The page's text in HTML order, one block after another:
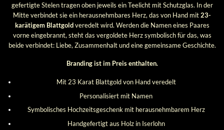
gefertigte Stelen tragen oben jeweils ein Teelicht mit Schutzglas. In der
Mitte verbindet sie ein herausnehmbares Herz, das von Hand mit23-
karätigem Blattgoldveredelt wird. Werden die Namen eines Paares
vorne eingebrannt, steht das vergoldete Herz symbolisch für das, was
beide verbindet: Liebe, Zusammenhalt und eine gemeinsame Geschichte.
Branding ist im Preis enthalten.
Mit 23 Karat Blattgold von Hand veredelt
Personalisiert mit Namen
Symbolisches Hochzeitsgeschenk mit herausnehmbarem Herz
Handgefertigt aus Holz in Iserlohn